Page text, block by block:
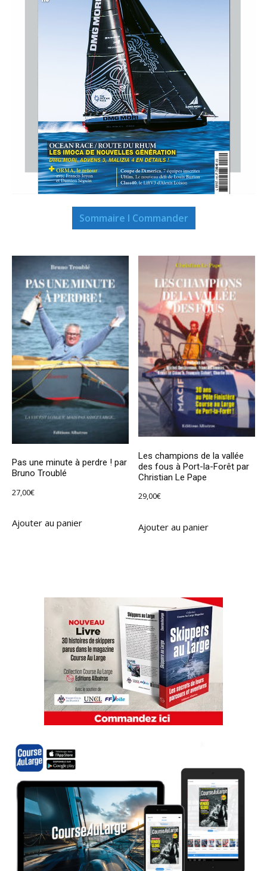
Sommaire I Commander
Pas une minute à perdre ! par
Bruno Troublé
27,00€
Ajouter au panier
Les champions de la vallée
des fous à Port-la-Forêt par
Christian Le Pape
29,00€
Ajouter au panier